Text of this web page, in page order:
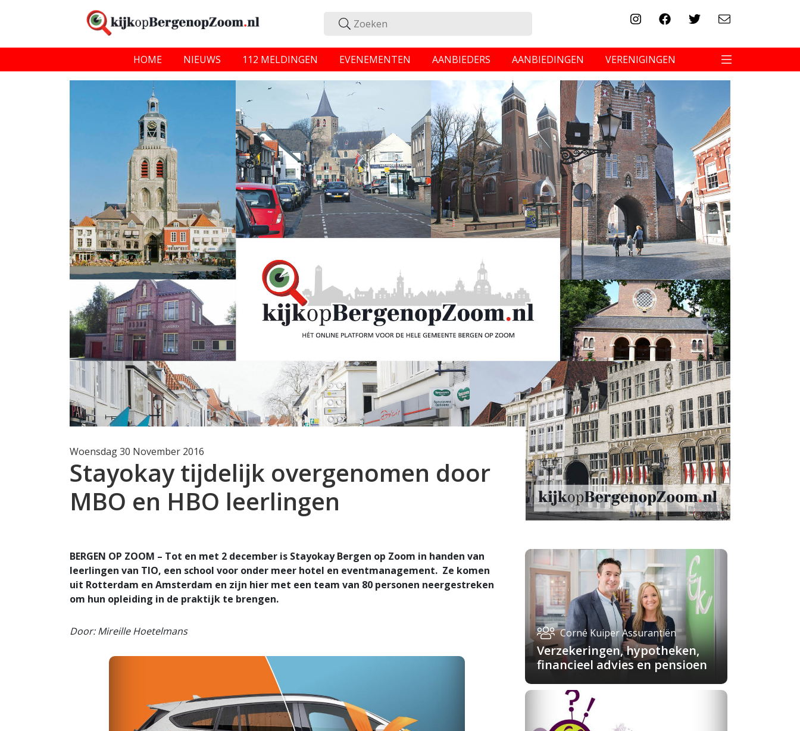
HOME NIEUWS 112 MELDINGEN EVENEMENTEN AANBIEDERS AANBIEDINGEN VERENIGINGEN
Woensdag 30 November 2016
Stayokay tijdelijk overgenomen door
MBO en HBO leerlingen
BERGEN OP ZOOM – Tot en met 2 december is Stayokay Bergen op Zoom in handen van
leerlingen van TIO, een school voor onder meer hotel en eventmanagement. Ze komen
uit Rotterdam en Amsterdam en zijn hier met een team van 80 personen neergestreken
om hun opleiding in de praktijk te brengen.
Door: Mireille Hoetelmans Corné Kuiper Assurantiën
Verzekeringen, hypotheken,
financieel advies en pensioen